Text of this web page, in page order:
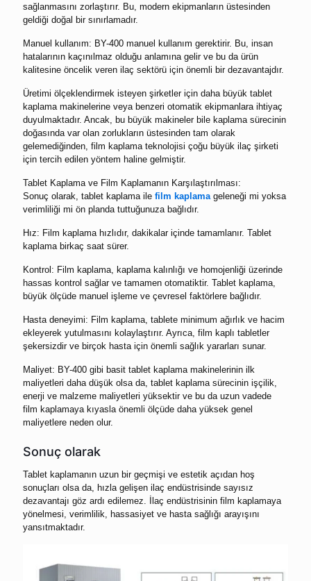
sağlanmasını zorlaştırır. Bu, modern ekipmanların üstesinden
geldiği doğal bir sınırlamadır.
Manuel kullanım: BY-400 manuel kullanım gerektirir. Bu, insan
hatalarının kaçınılmaz olduğu anlamına gelir ve bu da ürün
kalitesine öncelik veren ilaç sektörü için önemli bir dezavantajdır.
Üretimi ölçeklendirmek isteyen şirketler için daha büyük tablet
kaplama makinelerine veya benzeri otomatik ekipmanlara ihtiyaç
duyulmaktadır. Ancak, bu büyük makineler bile kaplama sürecinin
doğasında var olan zorlukların üstesinden tam olarak
gelemediğinden, film kaplama teknolojisi çoğu büyük ilaç şirketi
için tercih edilen yöntem haline gelmiştir.
Tablet Kaplama ve Film Kaplamanın Karşılaştırılması:
Sonuç olarak, tablet kaplama ile film kaplama geleneği mi yoksa
verimliliği mi ön planda tuttuğunuza bağlıdır.
Hız: Film kaplama hızlıdır, dakikalar içinde tamamlanır. Tablet
kaplama birkaç saat sürer.
Kontrol: Film kaplama, kaplama kalınlığı ve homojenliği üzerinde
hassas kontrol sağlar ve tamamen otomatiktir. Tablet kaplama,
büyük ölçüde manuel işleme ve çevresel faktörlere bağlıdır.
Hasta deneyimi: Film kaplama, tablete minimum ağırlık ve hacim
ekleyerek yutulmasını kolaylaştırır. Ayrıca, film kaplı tabletler
şekersizdir ve birçok hasta için önemli sağlık yararları sunar.
Maliyet: BY-400 gibi basit tablet kaplama makinelerinin ilk
maliyetleri daha düşük olsa da, tablet kaplama sürecinin işçilik,
enerji ve malzeme maliyetleri yüksektir ve bu da uzun vadede
film kaplamaya kıyasla önemli ölçüde daha yüksek genel
maliyetlere neden olur.
Sonuç olarak
Tablet kaplamanın uzun bir geçmişi ve estetik açıdan hoş
sonuçları olsa da, hızla gelişen ilaç endüstrisinde sayısız
dezavantajı göz ardı edilemez. İlaç endüstrisinin film kaplamaya
yönelmesi, verimlilik, hassasiyet ve hasta sağlığı arayışını
yansıtmaktadır.